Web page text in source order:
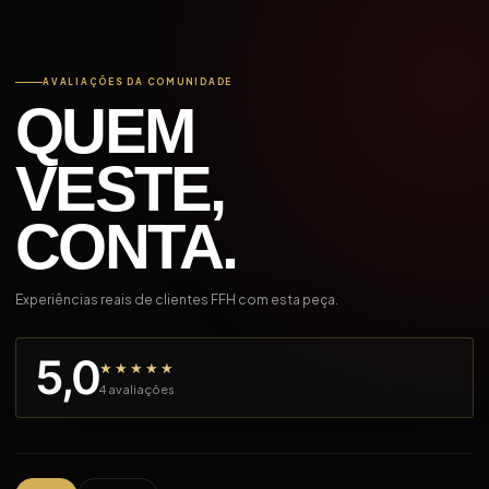
AVALIAÇÕES DA COMUNIDADE
QUEM
VESTE,
CONTA.
Experiências reais de clientes FFH com esta peça.
5,0★★★★★
4 avaliações